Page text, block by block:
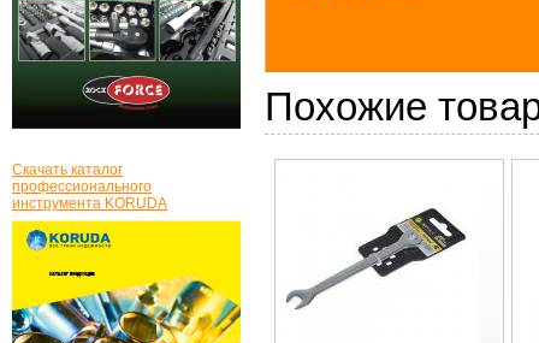
Похожие
Скачать каталог
профессионального
инструмента KORUDA